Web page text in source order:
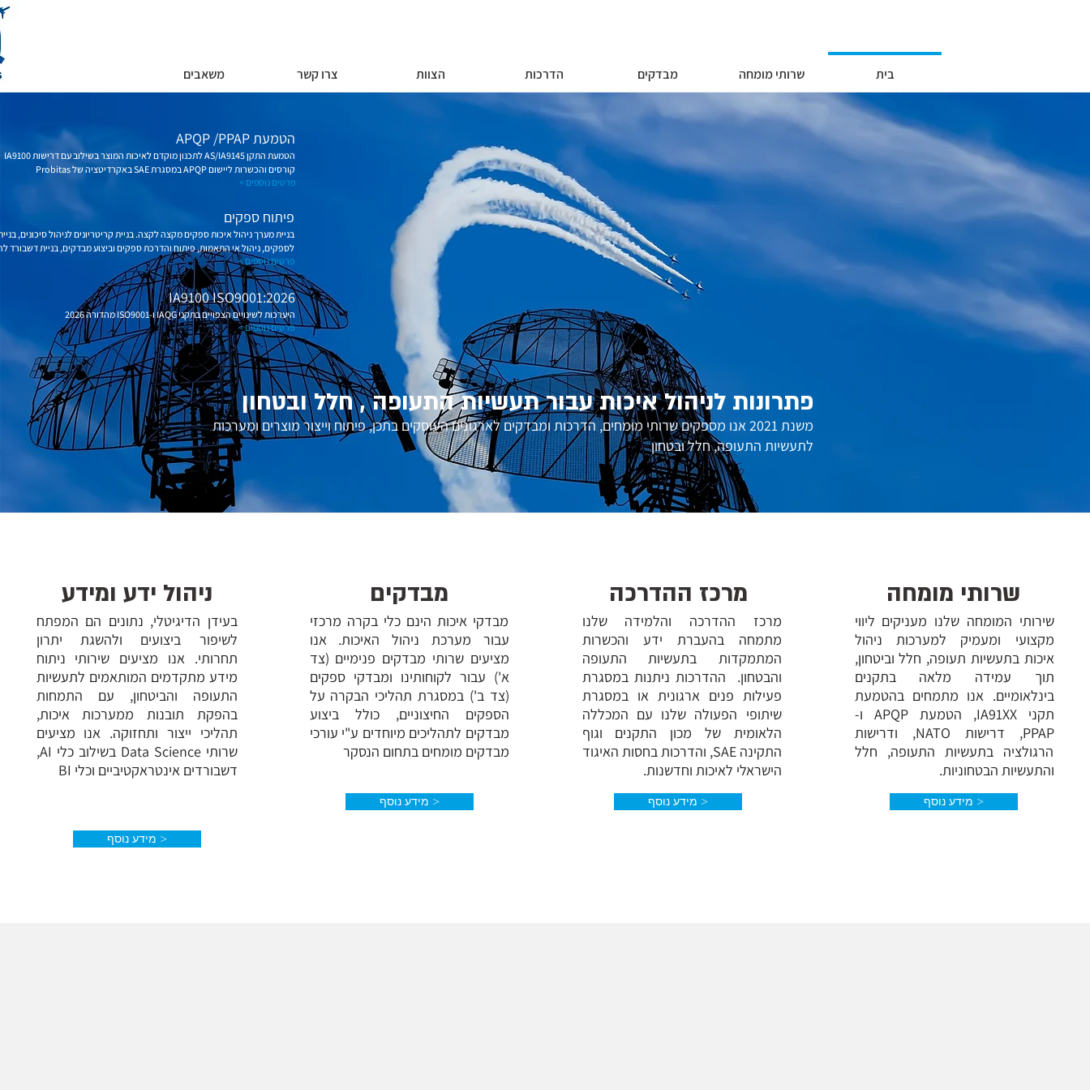
בית שרותי מומחה מבדקים הדרכות הצוות צרו קשר משאבים
הטמעת APQP /PPAP
הטמעת התקן AS/IA9145 לתכנון מוקדם לאיכות המוצר בשילוב עם דרישות IA9100
קורסים והכשרות ליישום APQP במסגרת SAE באקרדיטציה של Probitas
פרטים נוספים >
פיתוח ספקים
בניית מערך ניהול איכות ספקים מקצה לקצה. בניית קריטריונים לניהול סיכונים,
לספקים, ניהול אי התאמות, פיתוח והדרכת ספקים וביצוע מבדקים, בניית דשבורד
פרטים נוספים >
IA9100 ISO9001:2026
היערכות לשינויים הצפויים בתקני IAQG ו-ISO9001 מהדורה 2026
פרטים נוספים >
פתרונות לניהול איכות עבור תעשיות התעופה , חלל ובטחון
משנת 2021 אנו מספקים שרותי מומחים, הדרכות ומבדקים לארגונים העוסקים בתכן, פיתוח וייצור מוצרים ומערכות
לתעשיות התעופה, חלל ובטחון
ניהול ידע ומידע
Read More >
בעידן הדיגיטלי, נתונים הם המפתח
לשיפור ביצועים ולהשגת יתרון
תחרותי. אנו מציעים שירותי ניתוח
מידע מתקדמים המותאמים לתעשיות
התעופה והביטחון, עם התמחות
בהפקת תובנות ממערכות איכות,
תהליכי ייצור ותחזוקה. אנו מציעים
שרותי Data Science בשילוב כלי AI,
דשבורדים אינטראקטיביים וכלי BI
מידע נוסף >
מבדקים
Read More >
מבדקי איכות הינם כלי בקרה מרכזי
עבור מערכת ניהול האיכות. אנו
מציעים שרותי מבדקים פנימיים (צד
א') עבור לקוחותינו ומבדקי ספקים
(צד ב') במסגרת תהליכי הבקרה על
הספקים החיצוניים, כולל ביצוע
מבדקים לתהליכים מיוחדים ע"י עורכי
מבדקים מומחים בתחום הנסקר
מידע נוסף >
מרכז ההדרכה
מרכז ההדרכה והלמידה שלנו
מתמחה בהעברת ידע והכשרות
המתמקדות בתעשיות התעופה
והבטחון. ההדרכות ניתנות במסגרת
פעילות פנים ארגונית או במסגרת
שיתופי הפעולה שלנו עם המכללה
הלאומית של מכון התקנים וגוף
התקינה SAE, והדרכות בחסות האיגוד
הישראלי לאיכות וחדשנות.
מידע נוסף >
שרותי מומחה
שירותי המומחה שלנו מעניקים ליווי
מקצועי ומעמיק למערכות ניהול
איכות בתעשיות תעופה, חלל וביטחון,
תוך עמידה מלאה בתקנים
בינלאומיים. אנו מתמחים בהטמעת
תקני IA91XX, הטמעת APQP ו-
PPAP, דרישות NATO, ודרישות
הרגולציה בתעשיות התעופה, חלל
והתעשיות הבטחוניות.
מידע נוסף >